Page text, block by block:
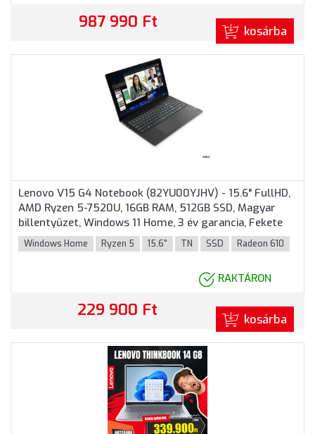
987 990 Ft kosárba
Lenovo V15 G4 Notebook (82YU00YJHV) - 15.6" FullHD,
AMD Ryzen 5-7520U, 16GB RAM, 512GB SSD, Magyar
billentyűzet, Windows 11 Home, 3 év garancia, Fekete
színben
Windows Home Ryzen 5 15.6" TN SSD Radeon 610
RAKTÁRON
229 900 Ft kosárba